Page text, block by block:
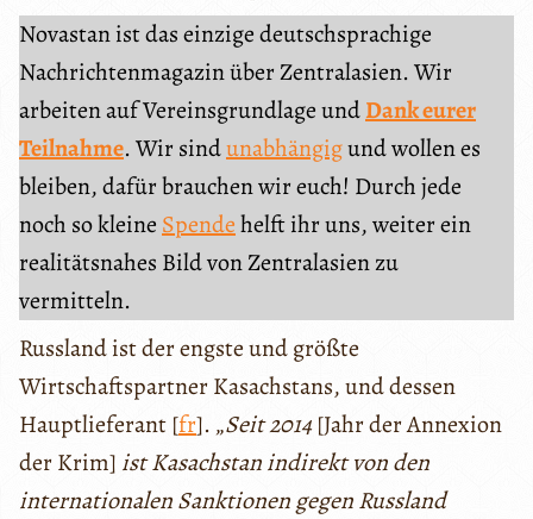
Novastan ist das einzige deutschsprachige
Nachrichtenmagazin über Zentralasien. Wir
arbeiten auf Vereinsgrundlage undDank eurer
Teilnahme. Wir sindunabhängigund wollen es
bleiben, dafür brauchen wir euch! Durch jede
noch so kleine Spendehelft ihr uns, weiter ein
realitätsnahes Bild von Zentralasien zu
vermitteln.
Russland ist der engste und größte
Wirtschaftspartner Kasachstans, und dessen
Hauptlieferant [fr]. „Seit 2014[Jahr der Annexion
der Krim] ist Kasachstan indirekt von den
internationalen Sanktionen gegen Russland